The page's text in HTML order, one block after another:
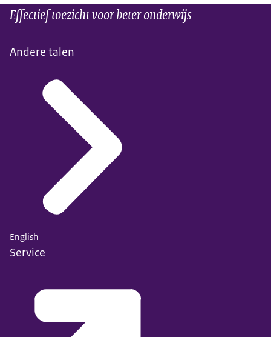
Effectief toezicht voor beter onderwijs
Andere talen
English
Service